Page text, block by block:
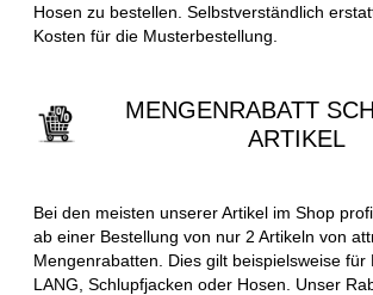
Hosen zu bestellen. Selbstverständlich
Kosten für die Musterbestellung.
MENGENRABATT
ARTIKEL
Bei den meisten unserer Artikel im Shop
ab einer Bestellung von nur 2 Artikeln von
Mengenrabatten. Dies gilt beispielsweise für
LANG, Schlupfjacken oder Hosen. Unser